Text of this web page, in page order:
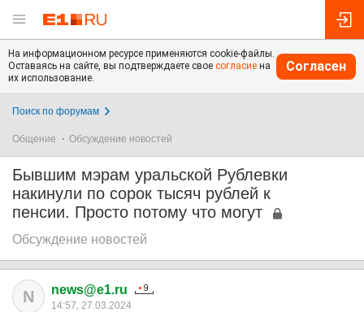
На информационном ресурсе применяются cookie-файлы.
Оставаясь на сайте, вы подтверждаете свое согласие на
их использование.
Согласен
Поиск по форумам
Общение Обсуждение новостей
Бывшим мэрам уральской Рублевки
накинули по сорок тысяч рублей к
пенсии. Просто потому что могут
Обсуждение новостей
N news@e1.ru
14:57, 27.03.2024